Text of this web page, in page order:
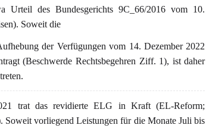
Urteil des Bundesgerichts 9C_66/2016 vom 10.
Soweit die
der Verfügungen vom 14. Dezember 2022
(Beschwerde Rechtsbegehren Ziff. 1), ist daher
trat das revidierte ELG in Kraft (EL-Reform;
Soweit vorliegend Leistungen für die Monate Juli bis